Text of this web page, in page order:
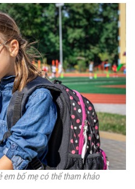
em bố mẹ có thể tham khảo